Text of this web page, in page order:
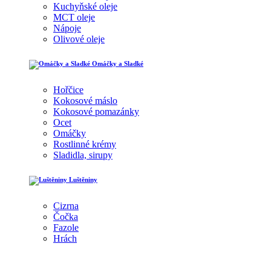
Kuchyňské oleje
MCT oleje
Nápoje
Olivové oleje
Omáčky a Sladké
Hořčice
Kokosové máslo
Kokosové pomazánky
Ocet
Omáčky
Rostlinné krémy
Sladidla, sirupy
Luštěniny
Cizrna
Čočka
Fazole
Hrách